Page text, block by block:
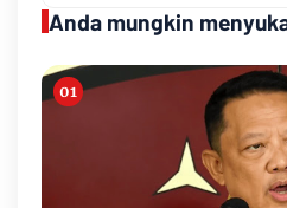
Anda mungkin